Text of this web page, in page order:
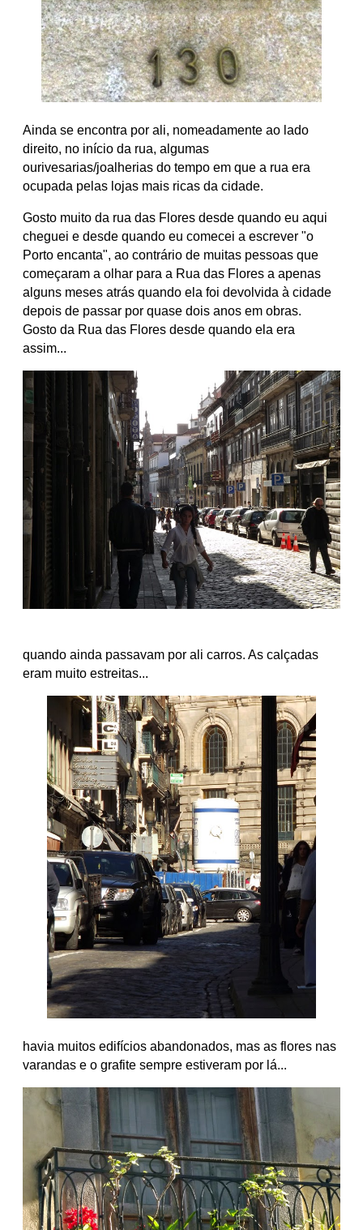
Ainda se encontra por ali, nomeadamente ao lado
direito, no início da rua, algumas
ourivesarias/joalherias do tempo em que a rua era
ocupada pelas lojas mais ricas da cidade.
Gosto muito da rua das Flores desde quando eu aqui
cheguei e desde quando eu comecei a escrever "o
Porto encanta", ao contrário de muitas pessoas que
começaram a olhar para a Rua das Flores a apenas
alguns meses atrás quando ela foi devolvida à cidade
depois de passar por quase dois anos em obras.
Gosto da Rua das Flores desde quando ela era
assim...
quando ainda passavam por ali carros. As calçadas
eram muito estreitas...
havia muitos edifícios abandonados, mas as flores nas
varandas e o grafite sempre estiveram por lá...